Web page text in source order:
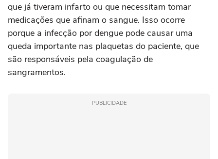
que já tiveram infarto ou que necessitam tomar
medicações que afinam o sangue. Isso ocorre
porque a infecção por dengue pode causar uma
queda importante nas plaquetas do paciente, que
são responsáveis pela coagulação de
sangramentos.
PUBLICIDADE